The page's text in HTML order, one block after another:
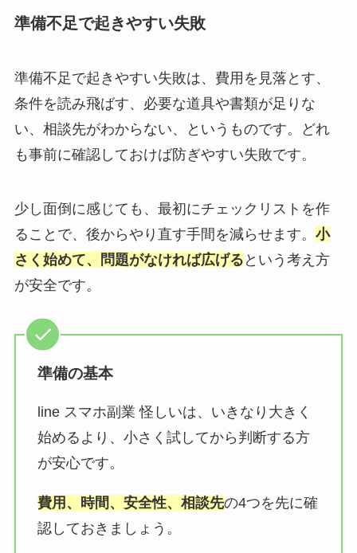
準備不足で起きやすい失敗
準備不足で起きやすい失敗は、費用を見落とす、
条件を読み飛ばす、必要な道具や書類が足りな
い、相談先がわからない、というものです。どれ
も事前に確認しておけば防ぎやすい失敗です。
少し面倒に感じても、最初にチェックリストを作
ることで、後からやり直す手間を減らせます。 小
さく始めて、問題がなければ広げる という考え方
が安全です。
準備の基本
line スマホ副業 怪しいは、いきなり大きく
始めるより、小さく試してから判断する方
が安心です。
費用、時間、安全性、相談先の4つを先に確
認しておきましょう。